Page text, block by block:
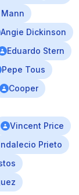
Angie Dickinson
Eduardo Stern
Pepe Tous
Cooper
Vincent Price
Prieto